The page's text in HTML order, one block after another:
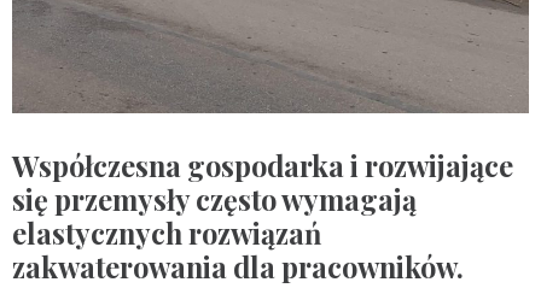
Współczesna gospodarka i rozwijające
się przemysły często wymagają
elastycznych rozwiązań
zakwaterowania dla pracowników.